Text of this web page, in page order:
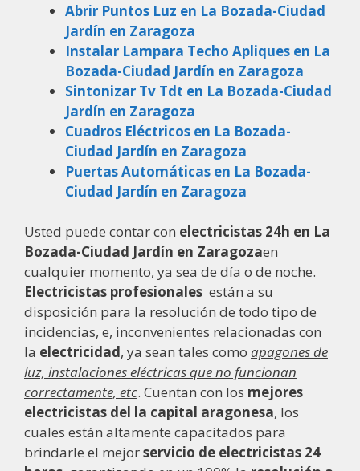
Abrir Puntos Luz en La Bozada-Ciudad
Jardín en Zaragoza
Instalar Lampara Techo Apliques en La
Bozada-Ciudad Jardín en Zaragoza
Sintonizar Tv Tdt en La Bozada-Ciudad
Jardín en Zaragoza
Cuadros Eléctricos en La Bozada-
Ciudad Jardín en Zaragoza
Puertas Automáticas en La Bozada-
Ciudad Jardín en Zaragoza
Usted puede contar con electricistas 24h en La
Bozada-Ciudad Jardín en Zaragozaen
cualquier momento, ya sea de día o de noche.
Electricistas profesionales están a su
disposición para la resolución de todo tipo de
incidencias, e, inconvenientes relacionadas con
la electricidad, ya sean tales como apagones de
luz, instalaciones eléctricas que no funcionan
correctamente, etc. Cuentan con los mejores
electricistas del la capital aragonesa, los
cuales están altamente capacitados para
brindarle el mejorservicio de electricistas 24